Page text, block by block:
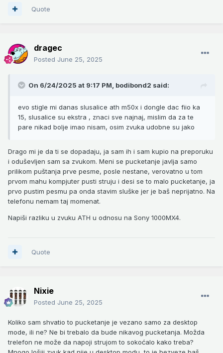
Quote
dragec
Posted June 25, 2025
On 6/24/2025 at 9:17 PM, bodibond2 said:
evo stigle mi danas slusalice ath m50x i dongle dac fiio ka
15, slusalice su ekstra , znaci sve najnaj, mislim da za te
pare nikad bolje imao nisam, osim zvuka udobne su jako
Drago mi je da ti se dopadaju, ja sam ih i sam kupio na preporuku
i oduševljen sam sa zvukom. Meni se pucketanje javlja samo
prilikom puštanja prve pesme, posle nestane, verovatno u tom
prvom mahu kompjuter pusti struju i desi se to malo pucketanje, ja
prvo pustim pesmu pa onda stavim sluške jer je baš neprijatno. Na
telefonu nemam taj momenat.
Napiši razliku u zvuku ATH u odnosu na Sony 1000MX4.
Quote
Nixie
Posted June 25, 2025
Koliko sam shvatio to pucketanje je vezano samo za desktop
mode, ili ne? Ne bi trebalo da bude nikavog pucketanja. Možda
trelefon ne može da napoji strujom to sokoćalo kako treba?